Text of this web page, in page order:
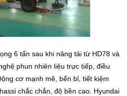
6 tấn sau khi nâng tải từ HD78 và
phun nhiên liệu trực tiếp, điều
cơ mạnh mẽ, bến bỉ, tiết kiệm
chắc chắn, độ bền cao. Hyundai